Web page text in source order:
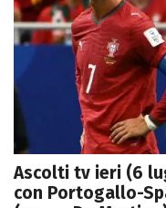
Ascolti tv ieri (6
con Portogallo-